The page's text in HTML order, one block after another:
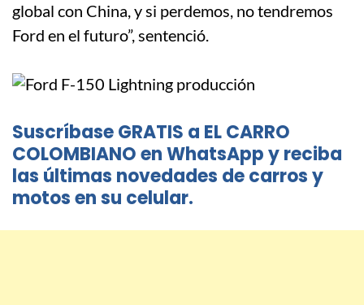
global con China, y si perdemos, no tendremos
Ford en el futuro”, sentenció.
Suscríbase GRATIS a EL CARRO
COLOMBIANO en WhatsApp y reciba
las últimas novedades de carros y
motos en su celular.